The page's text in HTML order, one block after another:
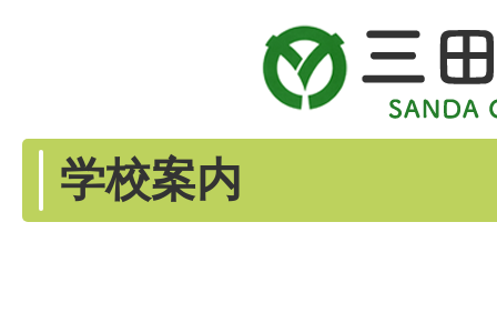
学校案内